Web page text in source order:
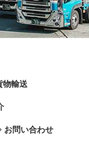
物輸送
お問い合わせ